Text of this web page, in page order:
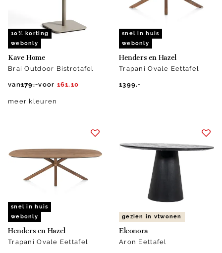
10% korting
webonly
Kave Home
Brai Outdoor Bistrotafel
van179.-voor 161.10
meer kleuren
snel in huis
webonly
Henders en Hazel
Trapani Ovale Eettafel
1399.-
snel in huis
webonly
Henders en Hazel
Trapani Ovale Eettafel
gezien in vtwonen
Eleonora
Aron Eettafel